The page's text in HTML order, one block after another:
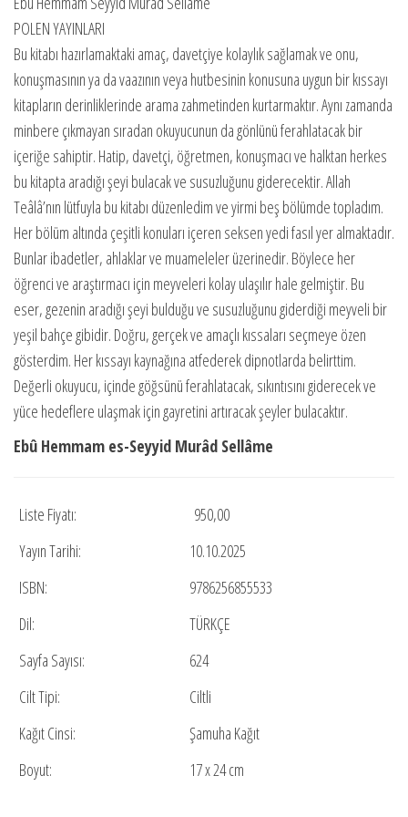
POLEN YAYINLARI
Bu kitabı hazırlamaktaki amaç, davetçiye kolaylık sağlamak ve onu,
konuşmasının ya da vaazının veya hutbesinin konusuna uygun bir kıssayı
kitapların derinliklerinde arama zahmetinden kurtarmaktır. Aynı zamanda
minbere çıkmayan sıradan okuyucunun da gönlünü ferahlatacak bir
içeriğe sahiptir. Hatip, davetçi, öğretmen, konuşmacı ve halktan herkes
bu kitapta aradığı şeyi bulacak ve susuzluğunu giderecektir. Allah
Teâlâ’nın lütfuyla bu kitabı düzenledim ve yirmi beş bölümde topladım.
Her bölüm altında çeşitli konuları içeren seksen yedi fasıl yer almaktadır.
Bunlar ibadetler, ahlaklar ve muameleler üzerinedir. Böylece her
öğrenci ve araştırmacı için meyveleri kolay ulaşılır hale gelmiştir. Bu
eser, gezenin aradığı şeyi bulduğu ve susuzluğunu giderdiği meyveli bir
yeşil bahçe gibidir. Doğru, gerçek ve amaçlı kıssaları seçmeye özen
gösterdim. Her kıssayı kaynağına atfederek dipnotlarda belirttim.
Değerli okuyucu, içinde göğsünü ferahlatacak, sıkıntısını giderecek ve
yüce hedeflere ulaşmak için gayretini artıracak şeyler bulacaktır.
Ebû Hemmam es-Seyyid Murâd Sellâme
Liste Fiyatı:
950,00
Yayın Tarihi:
10.10.2025
ISBN:
9786256855533
Dil:
TÜRKÇE
Sayfa Sayısı:
624
Cilt Tipi:
Ciltli
Kağıt Cinsi:
Şamuha Kağıt
Boyut:
17 x 24 cm